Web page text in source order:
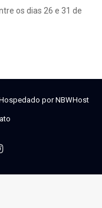
os dias 26 e 31 de
por NBWHost
Instagram